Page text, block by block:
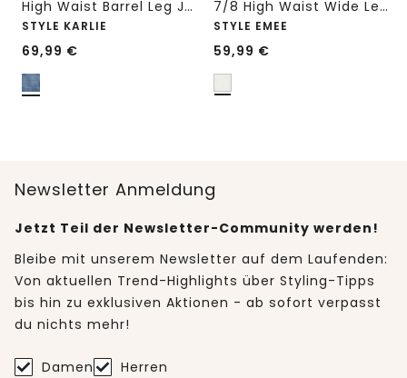
High Waist Barrel Leg Jeans im Loose Fit
STYLE KARLIE
69,99 €
7/8 High Waist Wide Leg Jeans im Loose Fit
STYLE EMEE
59,99 €
Newsletter Anmeldung
Jetzt Teil der Newsletter-Community werden!
Bleibe mit unserem Newsletter auf dem Laufenden:
Von aktuellen Trend-Highlights über Styling-Tipps
bis hin zu exklusiven Aktionen - ab sofort verpasst
du nichts mehr!
Damen Herren